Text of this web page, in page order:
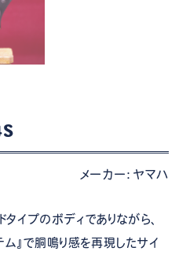
メーカー：ヤマハ
イプのボディでありながら、
』で胴鳴り感を再現したサイ